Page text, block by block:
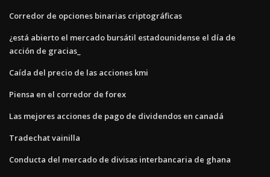
Corredor de opciones binarias criptográficas
¿está abierto el mercado bursátil estadounidense el día de
acción de gracias_
Caída del precio de las acciones kmi
Piensa en el corredor de forex
Las mejores acciones de pago de dividendos en canadá
Tradechat vainilla
Conducta del mercado de divisas interbancaria de ghana